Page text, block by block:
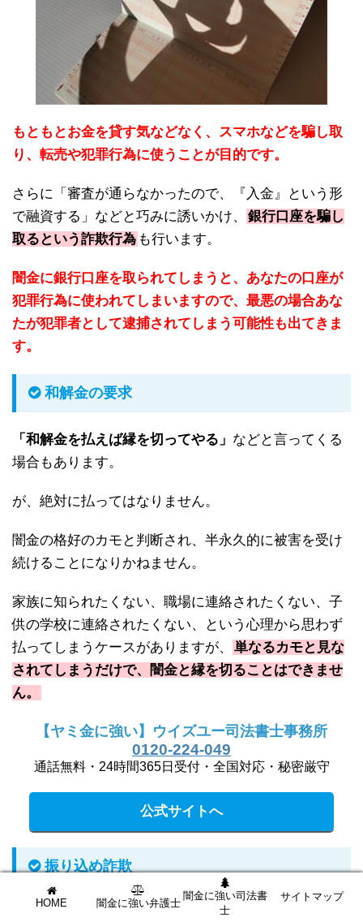
もともとお金を貸す気などなく、スマホなどを騙し取
り、転売や犯罪行為に使うことが目的です。
さらに「審査が通らなかったので、『入金』という形
で融資する」などと巧みに誘いかけ、
銀行口座を騙し
取るという詐欺行為 も行います。
闇金に銀行口座を取られてしまうと、あなたの口座が
犯罪行為に使われてしまいますので、最悪の場合あな
たが犯罪者として逮捕されてしまう可能性も出てきま
す。
和解金の要求
「和解金を払えば縁を切ってやる」 などと言ってくる
場合もあります。
が、絶対に払ってはなりません。
闇金の格好のカモと判断され、半永久的に被害を受け
続けることになりかねません。
家族に知られたくない、職場に連絡されたくない、子
供の学校に連絡されたくない、という心理から思わず
払ってしまうケースがありますが、
単なるカモと見な
されてしまうだけで、闇金と縁を切ることはできませ
ん。
【ヤミ金に強い】ウイズユー司法書士事務所
0120-224-049
通話無料・24時間365日受付・全国対応・秘密厳守
公式サイトへ
振り込め詐欺
相変わらず多い手口が「振り込め詐欺」
HOME 闇金に強い弁護士
闇金に強い司法書
士
サイトマップ